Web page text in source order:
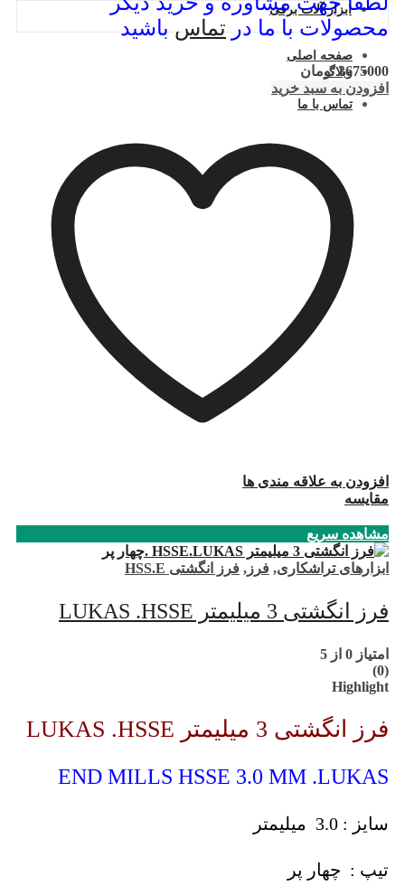
ابزار آلات برقی
صفحه اصلی
وبلاگ
حساب من
تماس با ما
محصولات با ما در تماس باشید
3675000 تومان
افزودن به سبد خرید
افزودن به علاقه مندی ها
مقایسه
مشاهده سریع
ابزارهای تراشکاری, فرز , فرز انگشتی HSS.E
فرز انگشتی 3 میلیمتر LUKAS .HSSE
امتیاز 0 از 5
(0)
Highlight
فرز انگشتی 3 میلیمتر LUKAS .HSSE
END MILLS HSSE 3.0 MM .LUKAS
سایز : 3.0 میلیمتر
تیپ : چهار پر